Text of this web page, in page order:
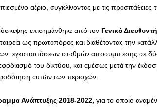
αέριο, συγκλίνοντας με τις προσπάθειες
επισημάνθηκε από τον Γενικό Διευθυντή
ως πρωτοπόρος και διαθέτοντας την
των εγκαταστάσεων σταθμών αποσυμπίεσης σε
του δικτύου, και αμέσως μετά την
αυτών των περιοχών.
Ανάπτυξης 2018-2022, για το οποίο